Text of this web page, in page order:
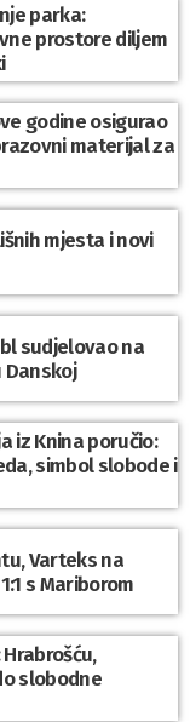
parka:
prostore diljem
godine osigurao
materijal za
mjesta i novi
sudjelovao na
Danskoj
iz Knina poručio:
simbol slobode i
Varteks na
s Mariborom
slobodne